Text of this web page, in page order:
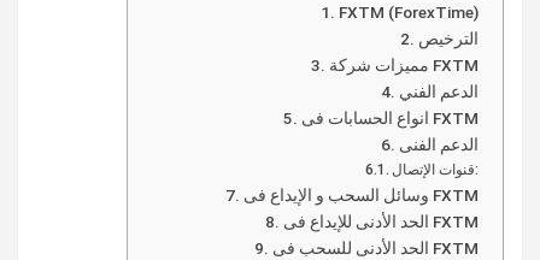
FXTM (ForexTime)
الترخيص
مميزات شركة FXTM
الدعم الفني
انواع الحسابات فى FXTM
الدعم الفنى
قنوات الإتصال:
وسائل السحب و الإيداع فى FXTM
الحد الأدنى للإيداع فى FXTM
الحد الأدنى للسحب فى FXTM